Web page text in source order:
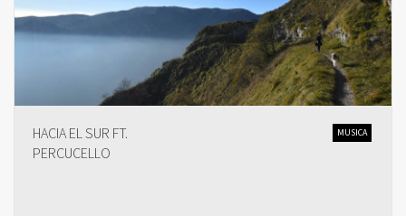
HACIA EL SUR FT.
PERCUCELLO
MUSICA